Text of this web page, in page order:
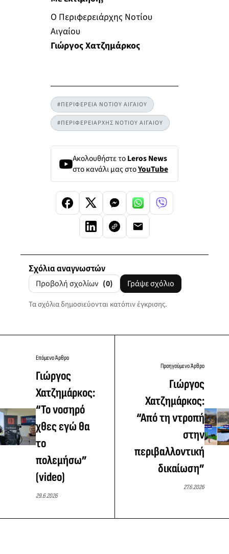
Ο Περιφερειάρχης Νοτίου
Αιγαίου
Γιώργος Χατζημάρκος
#ΠΕΡΙΦΕΡΕΙΑ ΝΟΤΙΟΥ ΑΙΓΑΙΟΥ
#ΠΕΡΙΦΕΡΕΙΑΡΧΗΣ ΝΟΤΙΟΥ ΑΙΓΑΙΟΥ
Ακολουθήστε τοLeros News
στο κανάλι μας στοYouTube
Σχόλια αναγνωστών
Προβολή σχολίων (0) Γράψε σχόλιο
Τα σχόλια δημοσιεύονται κατόπιν έγκρισης.
Επόμενο Άρθρο
Γιώργος
Χατζημάρκος:
“Το νοσηρό
χθες εγώ θα
το
πολεμήσω”
(video)
29.6.2026
Προηγούμενο Άρθρο
Γιώργος
Χατζημάρκος:
“Από τη ντροπή
στην
περιβαλλοντική
δικαίωση”
27.6.2026